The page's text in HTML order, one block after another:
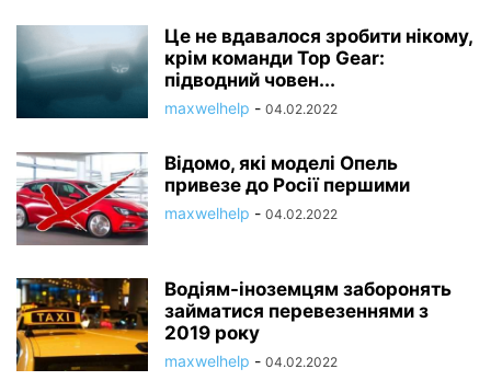
Це не вдавалося зробити нікому,
крім команди Top Gear:
підводний човен...
maxwelhelp - 04.02.2022
Відомо, які моделі Опель
привезе до Росії першими
maxwelhelp - 04.02.2022
Водіям-іноземцям заборонять
займатися перевезеннями з
2019 року
maxwelhelp - 04.02.2022